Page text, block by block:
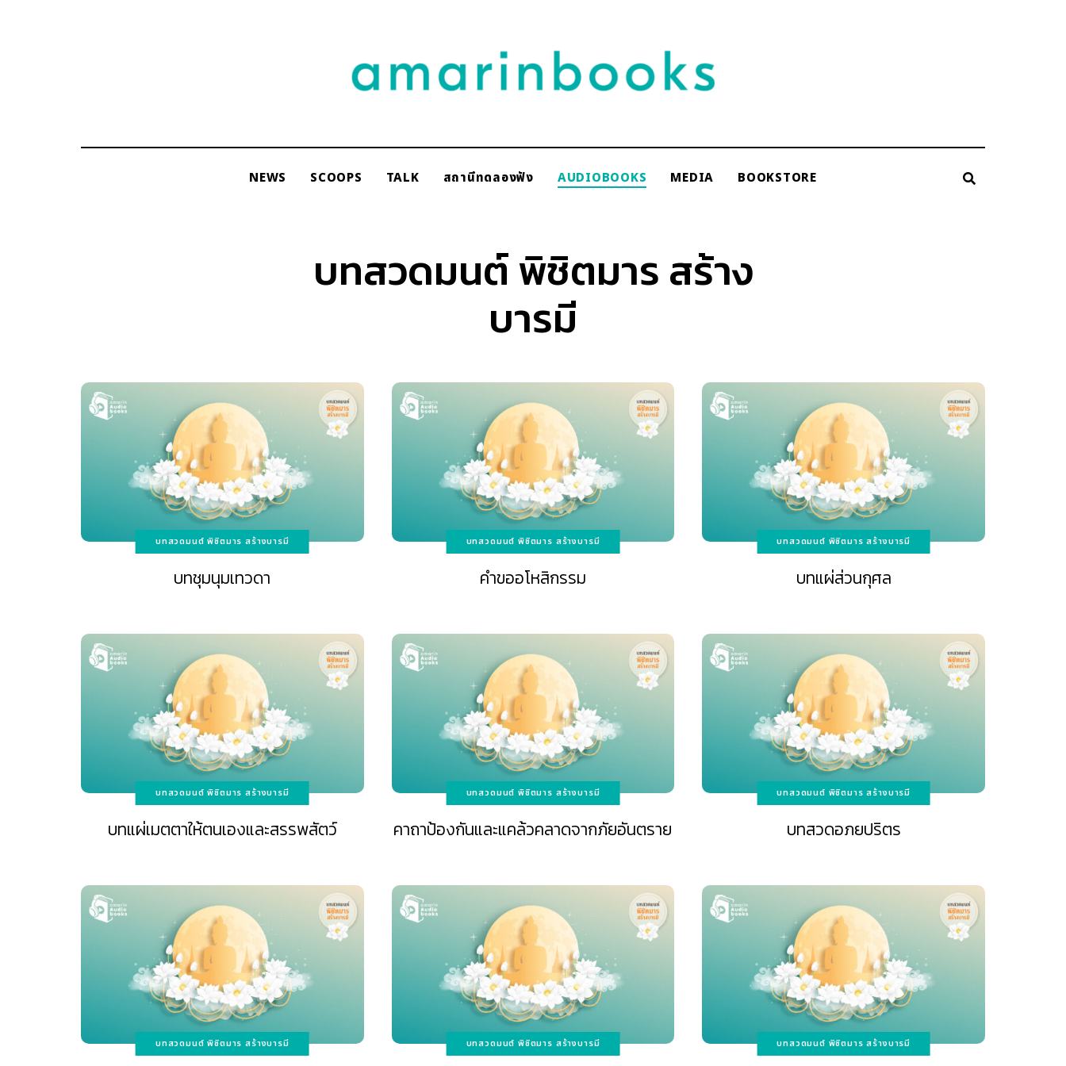
NAKSCOOPS
ผู้คน
อ่าน
NEWS SCOOPS TALK สถานีทดลองฟัง AUDIOBOOKS MEDIA BOOKSTORE
บทสวดมนต์ พิชิตมาร สร้าง
บารมี
บทสวดมนต์ พิชิตมาร สร้างบารมี
บทชุมนุมเทวดา
บทสวดมนต์ พิชิตมาร สร้างบารมี
บทแผ่เมตตาให้ตนเองและสรรพสัตว์
บทสวดมนต์ พิชิตมาร สร้างบารมี
บทสวดมนต์ พิชิตมาร สร้างบารมี
คำขออโหสิกรรม
บทสวดมนต์ พิชิตมาร สร้างบารมี
คาถาป้องกันและแคล้วคลาดจากภัยอันตราย
บทสวดมนต์ พิชิตมาร สร้างบารมี
บทสวดมนต์ พิชิตมาร สร้างบารมี
บทแผ่ส่วนกุศล
บทสวดมนต์ พิชิตมาร สร้างบารมี
บทสวดอภยปริตร
บทสวดมนต์ พิชิตมาร สร้างบารมี